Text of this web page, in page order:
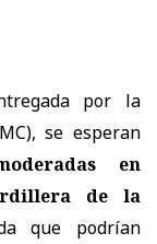
por la
se esperan
en
de la
que podrían